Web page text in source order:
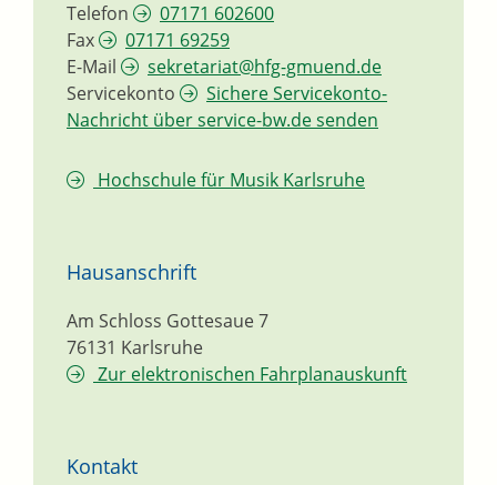
Telefon
07171 602600
Fax
07171 69259
E-Mail
sekretariat@hfg-gmuend.de
Servicekonto
Sichere Servicekonto-
Nachricht über service-bw.de senden
Hochschule für Musik Karlsruhe
Hausanschrift
Am Schloss Gottesaue 7
76131 Karlsruhe
Zur elektronischen Fahrplanauskunft
Kontakt